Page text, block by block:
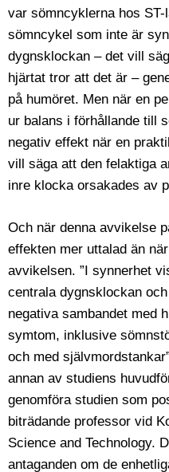
var sömncyklerna hos
sömncykel som inte är
dygnsklockan – det vill
hjärtat tror att det är –
på humöret. Men när en
ur balans i förhållande till
negativ effekt när en
vill säga att den felaktiga
inre klocka orsakades av
Och när denna avvikelse
effekten mer uttalad än
avvikelsen. ”I synnerhet
centrala dygnsklockan
negativa sambandet med
symtom, inklusive
och med
annan av studiens
genomföra studien som
biträdande professor vid
Science and Technology.
antaganden om de